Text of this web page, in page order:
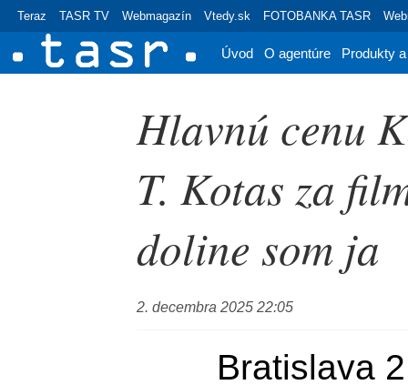
Teraz TASR TV Webmagazín Vtedy.sk FOTOBANKA TASR
Úvod O agentúre Produkty
Hlavnú cenu
T. Kotas za
doline som ja
2. decembra 2025 22:05